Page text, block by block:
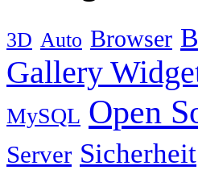
3D Auto Browser
Gallery
MySQL Open
Server Sicherheit